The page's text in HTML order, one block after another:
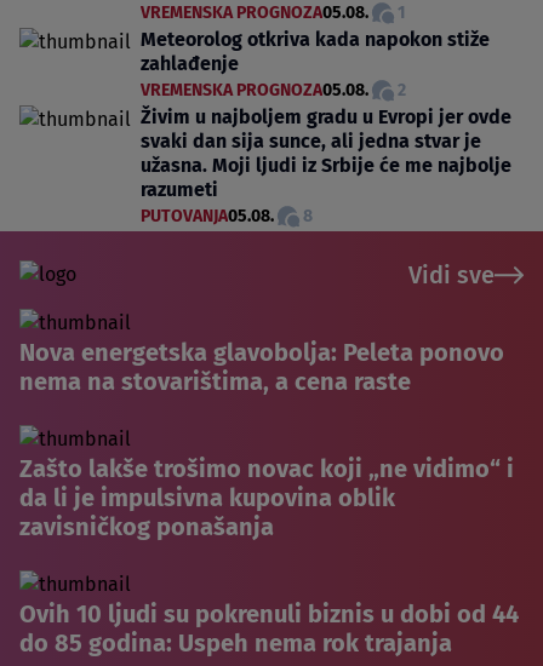
VREMENSKA PROGNOZA05.08. 1
Meteorolog otkriva kada napokon stiže
zahlađenje
VREMENSKA PROGNOZA05.08. 2
Živim u najboljem gradu u Evropi jer ovde
svaki dan sija sunce, ali jedna stvar je
užasna. Moji ljudi iz Srbije će me najbolje
razumeti
PUTOVANJA05.08. 8
Vidi sve
Nova energetska glavobolja: Peleta ponovo
nema na stovarištima, a cena raste
Zašto lakše trošimo novac koji „ne vidimo“ i
da li je impulsivna kupovina oblik
zavisničkog ponašanja
Ovih 10 ljudi su pokrenuli biznis u dobi od 44
do 85 godina: Uspeh nema rok trajanja